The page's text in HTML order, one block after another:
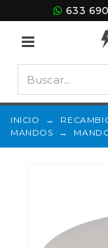
633
INICIO →
MANDOS
→